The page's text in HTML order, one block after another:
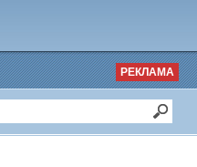
РЕКЛАМА